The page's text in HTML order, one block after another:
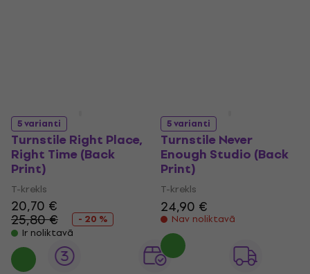
5 varianti
Turnstile Right Place,
Right Time (Back
Print)
T-krekls
20,70 €
25,80 €
- 20 %
Ir noliktavā
5 varianti
Turnstile Never
Enough Studio (Back
Print)
T-krekls
24,90 €
Nav noliktavā